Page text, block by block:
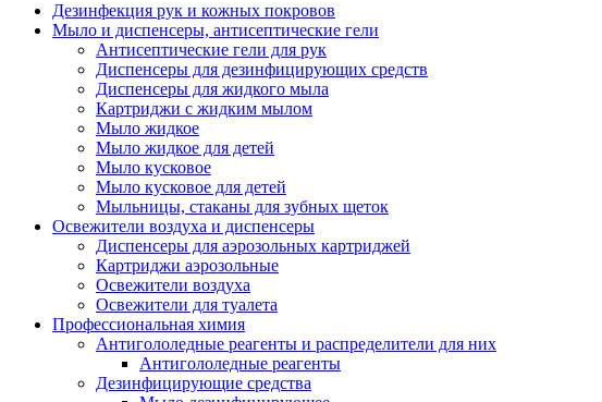
Дезинфекция рук и кожных покровов
Мыло и диспенсеры, антисептические гели
Антисептические гели для рук
Диспенсеры для дезинфицирующих средств
Диспенсеры для жидкого мыла
Картриджи с жидким мылом
Мыло жидкое
Мыло жидкое для детей
Мыло кусковое
Мыло кусковое для детей
Мыльницы, стаканы для зубных щеток
Освежители воздуха и диспенсеры
Диспенсеры для аэрозольных картриджей
Картриджи аэрозольные
Освежители воздуха
Освежители для туалета
Профессиональная химия
Антигололедные реагенты и распределители для них
Антигололедные реагенты
Дезинфицирующие средства